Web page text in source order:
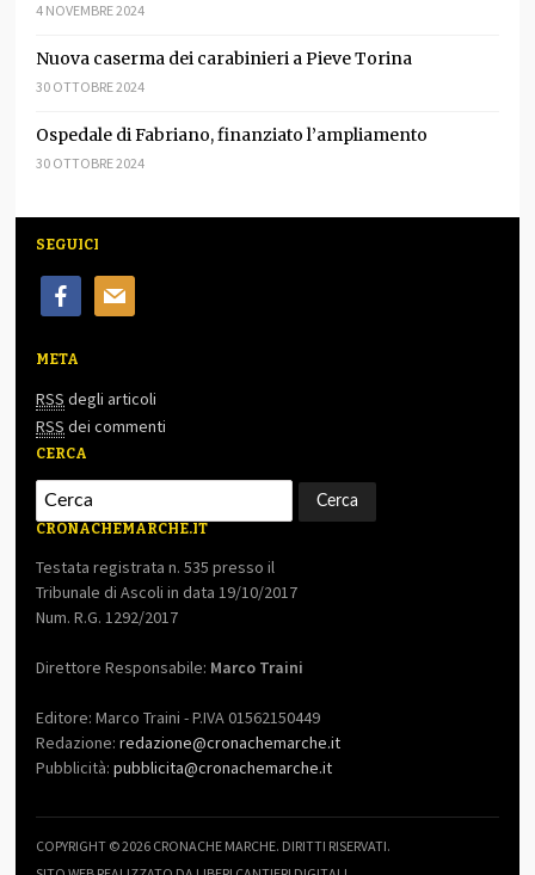
4 NOVEMBRE 2024
Nuova caserma dei carabinieri a Pieve Torina
30 OTTOBRE 2024
Ospedale di Fabriano, finanziato l’ampliamento
30 OTTOBRE 2024
SEGUICI
facebookmail
META
RSS degli articoli
RSS dei commenti
CERCA
CRONACHEMARCHE.IT
Testata registrata n. 535 presso il
Tribunale di Ascoli in data 19/10/2017
Num. R.G. 1292/2017
Direttore Responsabile: Marco Traini
Editore: Marco Traini - P.IVA 01562150449
Redazione:redazione@cronachemarche.it
Pubblicità:pubblicita@cronachemarche.it
COPYRIGHT © 2026 CRONACHE MARCHE. DIRITTI RISERVATI.